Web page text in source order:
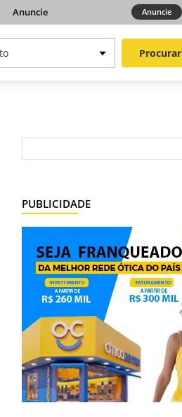
Anuncie Anuncie
Procurar
PUBLICIDADE